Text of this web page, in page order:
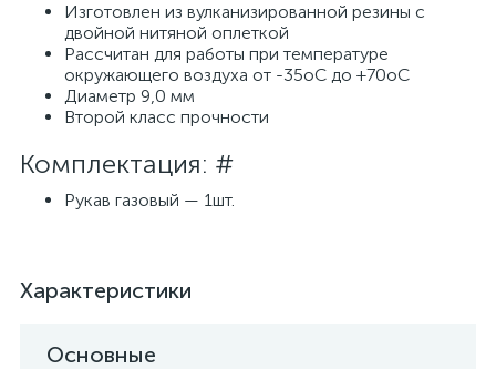
Изготовлен из вулканизированной резины с
двойной нитяной оплеткой
Рассчитан для работы при температуре
окружающего воздуха от -35оC до +70оC
Диаметр 9,0 мм
Второй класс прочности
Комплектация: #
Рукав газовый — 1шт.
Характеристики
Основные